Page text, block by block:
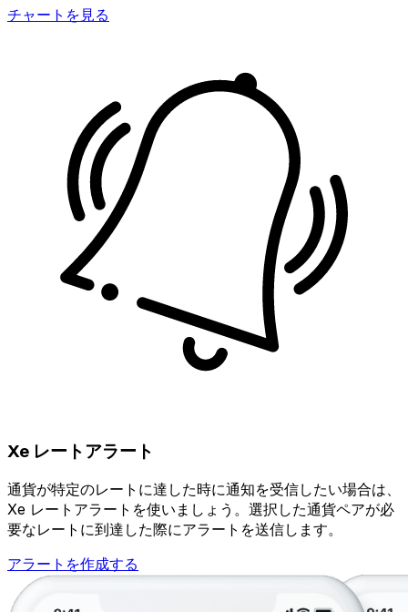
チャートを見る
Xe レートアラート
通貨が特定のレートに達した時に通知を受信したい場合は、
Xe レートアラートを使いましょう。選択した通貨ペアが必
要なレートに到達した際にアラートを送信します。
アラートを作成する